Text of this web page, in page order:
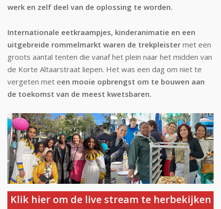
werk en zelf deel van de oplossing te worden.
Internationale eetkraampjes, kinderanimatie en een
uitgebreide rommelmarkt waren de trekpleister met een
groots aantal tenten die vanaf het plein naar het midden van
de Korte Altaarstraat liepen. Het was een dag om niet te
vergeten met een mooie opbrengst om te bouwen aan
de toekomst van de meest kwetsbaren.
Klik hier om de live stream te herbekijken